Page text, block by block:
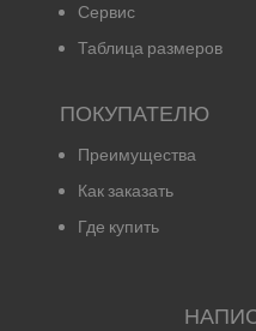
Сервис
Таблица размеров
ПОКУПАТЕЛЮ
Преимущества
Как заказать
Где купить